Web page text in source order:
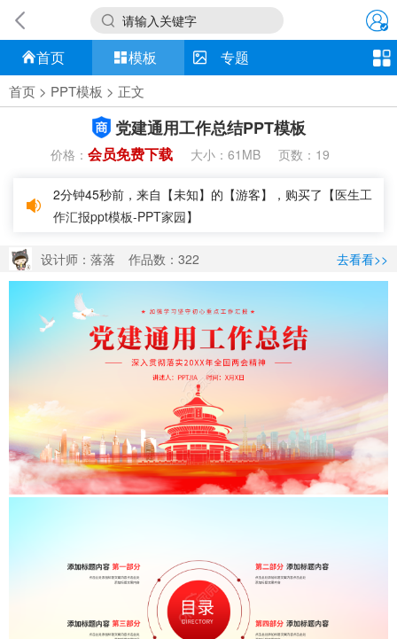
请输入关键字
首页 模板 专题
首页 > PPT模板 > 正文
党建通用工作总结PPT模板
价格： 会员免费下载 大小： 61MB 页数： 19
2分钟45秒前，来自【未知】的【游客】，购买了【医生工
作汇报ppt模板-PPT家园】
设计师：落落 作品数：322 去看看>>